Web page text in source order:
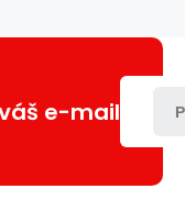
e-mail